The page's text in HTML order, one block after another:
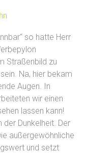
so hatte Herr
Straßenbild zu
Na, hier bekam
Augen. In
wir einen
lassen kann!
der Dunkelheit. Der
außergewöhnliche
und setzt